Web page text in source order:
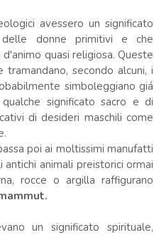
avessero un significato
donne primitivi e che
quasi religiosa. Queste
secondo alcuni, i
simboleggiano giá
significato sacro e di
di desideri maschili come
poi ai moltissimi manufatti
animali preistorici ormai
rocce o argilla raffigurano
un significato spirituale,